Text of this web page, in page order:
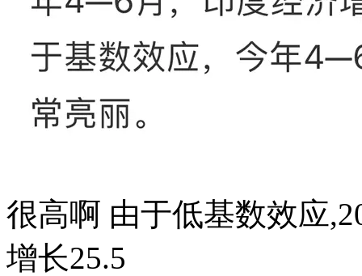
很高啊 由于低基数效应
增长25.5